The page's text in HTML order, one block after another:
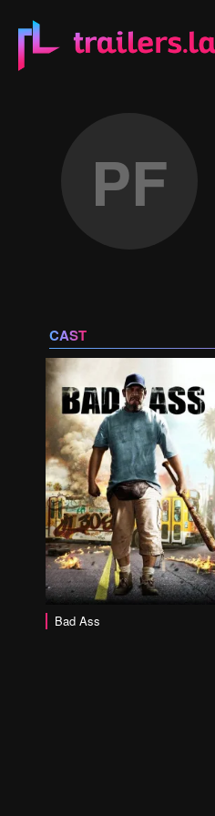
PF
CAST
Bad Assvai alla scheda